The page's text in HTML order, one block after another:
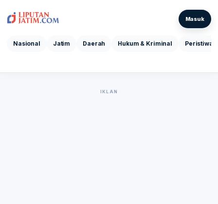
Nasional Jatim Daerah Hukum & Kriminal Peristiwa
Masuk
IKLAN